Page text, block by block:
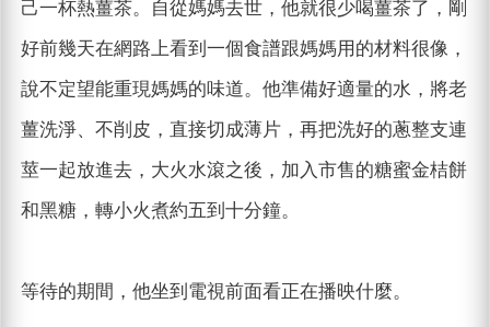
己一杯熱薑茶。自從媽媽去世，他就很少喝薑茶了，剛
好前幾天在網路上看到一個食譜跟媽媽用的材料很像，
說不定望能重現媽媽的味道。他準備好適量的水，將老
薑洗淨、不削皮，直接切成薄片，再把洗好的蔥整支連
莖一起放進去，大火水滾之後，加入市售的糖蜜金桔餅
和黑糖，轉小火煮約五到十分鐘。
等待的期間，他坐到電視前面看正在播映什麼。